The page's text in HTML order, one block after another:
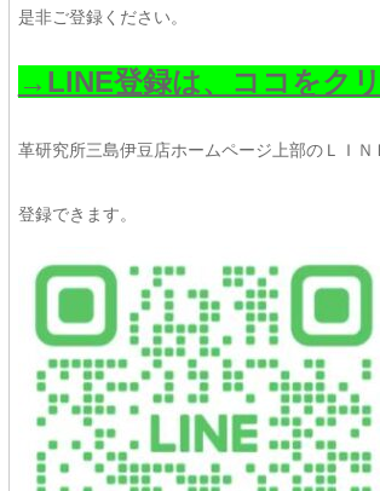
是非ご登録ください。
→LINE登録は、ココをク
革研究所三島伊豆店ホームページ上部のＬＩＮ
登録できます。